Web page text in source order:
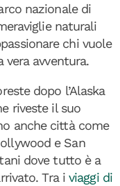
nazionale di
naturali
chi vuole
vera avventura.
dopo l’Alaska
riveste il suo
anche città come
e San
dove tutto è a
Tra iviaggi di